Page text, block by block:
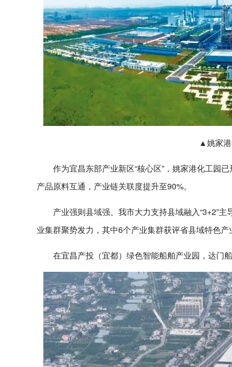
▲姚家
作为宜昌东部产业新区“核心区”，姚家港化工园
产品原料互通，产业链关联度提升至90%。
产业强则县域强。我市大力支持县域融入“3+2”
业集群聚势发力，其中6个产业集群获评省县域特色产
在宜昌产投（宜都）绿色智能船舶产业园，达门